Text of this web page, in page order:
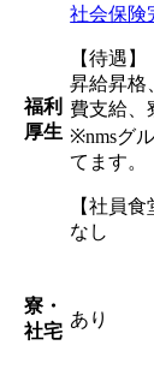
福利
厚生
社会保険
【待遇】
昇給昇格
費支給、
※nmsグ
てます。
【社員食
なし
寮・
社宅
あり